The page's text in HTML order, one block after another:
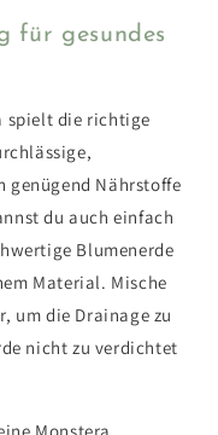
für gesundes
spielt die richtige
genügend Nährstoffe
du auch einfach
Blumenerde
Material. Mische
um die Drainage zu
nicht zu verdichtet